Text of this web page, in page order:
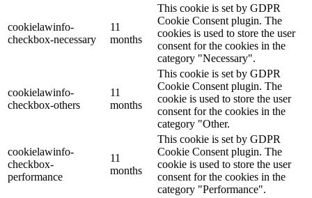
cookielawinfo-
checkbox-necessary
11
months
This cookie is set by GDPR
Cookie Consent plugin. The
cookies is used to store the user
consent for the cookies in the
category "Necessary".
cookielawinfo-
checkbox-others
11
months
This cookie is set by GDPR
Cookie Consent plugin. The
cookie is used to store the user
consent for the cookies in the
category "Other.
cookielawinfo-
checkbox-
performance
11
months
This cookie is set by GDPR
Cookie Consent plugin. The
cookie is used to store the user
consent for the cookies in the
category "Performance".